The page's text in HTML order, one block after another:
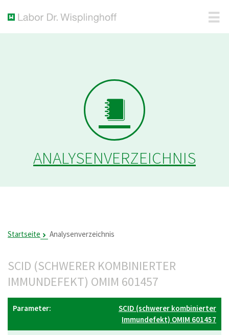
ANALYSENVERZEICHNIS
Startseite Analysenverzeichnis
SCID (SCHWERER KOMBINIERTER
IMMUNDEFEKT) OMIM 601457
SCID (schwerer kombinierter
Immundefekt) OMIM 601457